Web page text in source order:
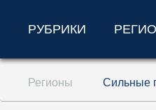
Перейти к
Перейти к
РУБРИКИ
Регионы Сильные